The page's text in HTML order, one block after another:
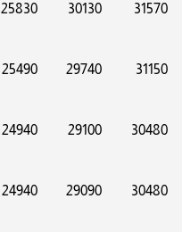
31570
30130
25830
31150
29740
25490
30480
29100
24940
30480
29090
24940